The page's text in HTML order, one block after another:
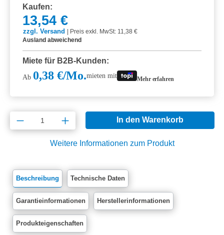
Kaufen:
13,54 €
zzgl. Versand
Preis exkl. MwSt: 11,38 €
Ausland abweichend
Miete für B2B-Kunden:
Ab 0,38 €/Mo.mieten mit Mehr erfahren
Produkt Anzahl: Gib den gewünschten
In den Warenkorb
Weitere Informationen zum Produkt
Beschreibung Technische Daten
Garantieinformationen Herstellerinformationen
Produkteigenschaften